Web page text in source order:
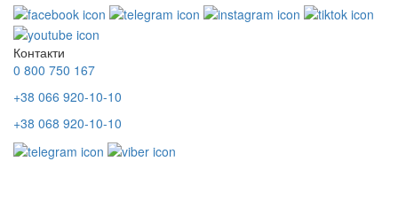
Контакти
0 800 750 167
+38 066 920-10-10
+38 068 920-10-10